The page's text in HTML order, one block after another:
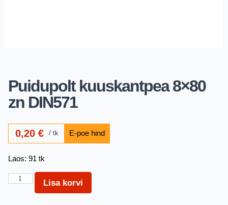
Puidupolt kuuskantpea 8×80
zn DIN571
0,20€ tk
Laos: 91 tk
Lisa korvi